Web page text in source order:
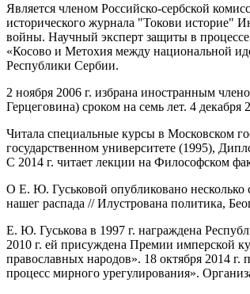
Является членом Российско-сербской
исторического журнала "Токови историе"
войны. Научный эксперт защиты в
«Косово и Метохия между национальной
Республики Сербии.
2 ноября 2006 г. избрана иностранным
Герцеговина) сроком на семь лет. 4
Читала специальные курсы в Московском
государственном университете (1995),
С 2014 г. читает лекции на Философском
О Е. Ю. Гуськовой опубликовано несколько
нашег распада // Илустрована политика,
Е. Ю. Гуськова в 1997 г. награждена
2010 г. ей присуждена Премии имперской
православных народов». 18 октября 2014
процесс мирного урегулирования».